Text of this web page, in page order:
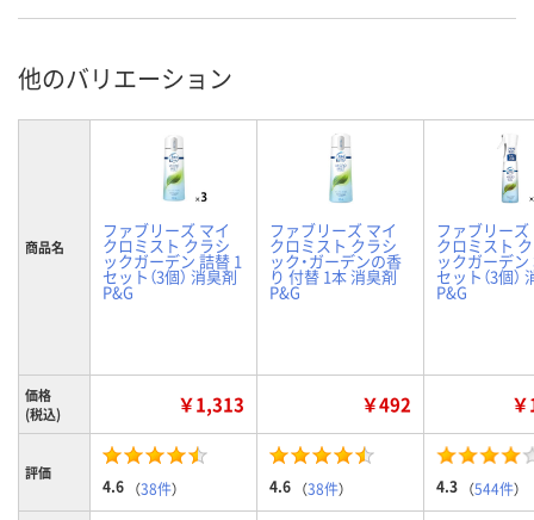
他のバリエーション
商品名
ファブリーズ マイ
クロミスト クラシ
ックガーデン 詰替 1
セット（3個） 消臭剤
P&G
ファブリーズ マイ
クロミスト クラシ
ック・ガーデンの香
り 付替 1本 消臭剤
P&G
ファブリーズ
クロミスト
ックガーデン
セット（3個）
P&G
価格
(税込)
￥1,313 ￥492
評価
4.6 （38件） 4.6 （38件） 4.3 （544件）